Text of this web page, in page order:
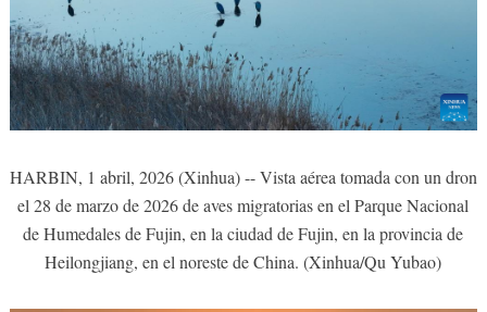
HARBIN, 1 abril, 2026 (Xinhua) -- Vista aérea tomada con un dron
el 28 de marzo de 2026 de aves migratorias en el Parque Nacional
de Humedales de Fujin, en la ciudad de Fujin, en la provincia de
Heilongjiang, en el noreste de China. (Xinhua/Qu Yubao)